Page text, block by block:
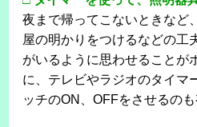
夜まで帰ってこないときなど
屋の明かりをつけるなどの工
がいるように思わせることが
に、テレビやラジオのタイマ
ッチのON、OFFをさせるのも